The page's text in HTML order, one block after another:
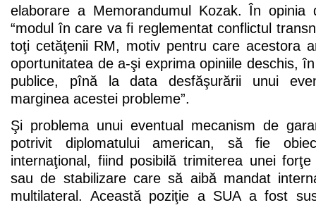
elaborare a Memorandumul Kozak. În opinia
“modul în care va fi reglementat conflictul
toţi cetăţenii RM, motiv pentru care acestora
oportunitatea de a-şi exprima opiniile deschis,
publice, pînă la data desfăşurării unui
marginea acestei probleme”.
Şi problema unui eventual mecanism de
potrivit diplomatului american, să fie
internaţional, fiind posibilă trimiterea unei
sau de stabilizare care să aibă mandat
multilateral. Această poziţie a SUA a fost